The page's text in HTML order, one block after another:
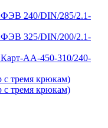
240/DIN/285/2.1-
325/DIN/200/2.1-
АА-450-310/240-
тремя крюкам)
тремя крюкам)